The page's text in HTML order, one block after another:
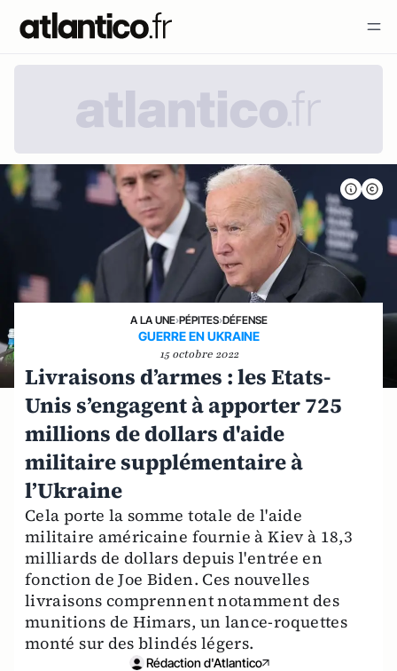
A LA UNE›PÉPITES›DÉFENSE
GUERRE EN UKRAINE
15 octobre 2022
Livraisons d’armes : les Etats-
Unis s’engagent à apporter 725
millions de dollars d'aide
militaire supplémentaire à
l’Ukraine
Cela porte la somme totale de l'aide
militaire américaine fournie à Kiev à 18,3
milliards de dollars depuis l'entrée en
fonction de Joe Biden. Ces nouvelles
livraisons comprennent notamment des
munitions de Himars, un lance-roquettes
monté sur des blindés légers.
Rédaction d'Atlantico